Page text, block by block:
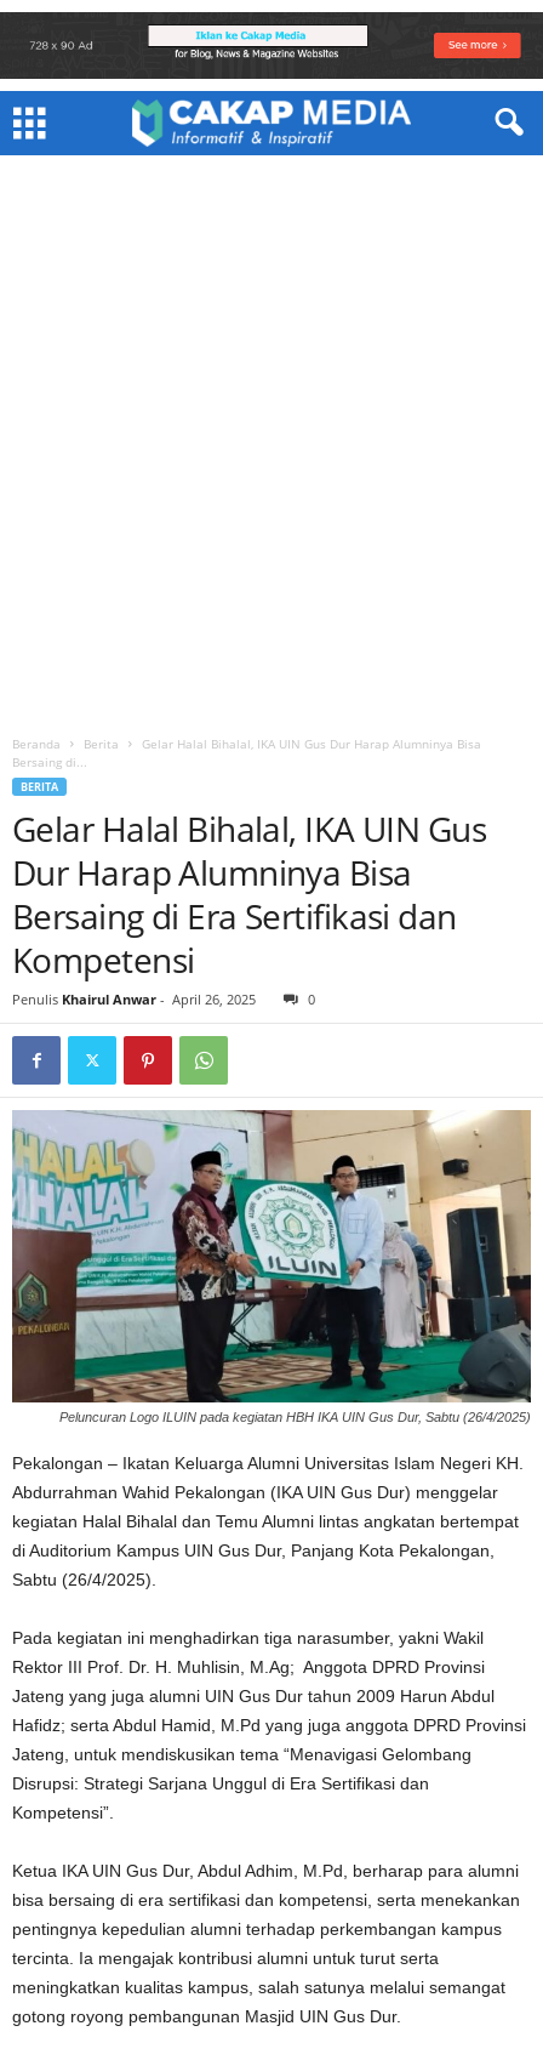
Beranda Berita
Gelar Halal Bihalal, IKA UIN Gus Dur Harap Alumninya Bisa
Bersaing di...
BERITA
Gelar Halal Bihalal, IKA UIN Gus
Dur Harap Alumninya Bisa
Bersaing di Era Sertifikasi dan
Kompetensi
Penulis Khairul Anwar - April 26, 2025 0
Peluncuran Logo ILUIN pada kegiatan HBH IKA UIN Gus Dur, Sabtu (26/4/2025)
Pekalongan – Ikatan Keluarga Alumni Universitas Islam Negeri KH.
Abdurrahman Wahid Pekalongan (IKA UIN Gus Dur) menggelar
kegiatan Halal Bihalal dan Temu Alumni lintas angkatan bertempat
di Auditorium Kampus UIN Gus Dur, Panjang Kota Pekalongan,
Sabtu (26/4/2025).
Pada kegiatan ini menghadirkan tiga narasumber, yakni Wakil
Rektor III Prof. Dr. H. Muhlisin, M.Ag; Anggota DPRD Provinsi
Jateng yang juga alumni UIN Gus Dur tahun 2009 Harun Abdul
Hafidz; serta Abdul Hamid, M.Pd yang juga anggota DPRD Provinsi
Jateng, untuk mendiskusikan tema “Menavigasi Gelombang
Disrupsi: Strategi Sarjana Unggul di Era Sertifikasi dan
Kompetensi”.
Ketua IKA UIN Gus Dur, Abdul Adhim, M.Pd, berharap para alumni
bisa bersaing di era sertifikasi dan kompetensi, serta menekankan
pentingnya kepedulian alumni terhadap perkembangan kampus
tercinta. Ia mengajak kontribusi alumni untuk turut serta
meningkatkan kualitas kampus, salah satunya melalui semangat
gotong royong pembangunan Masjid UIN Gus Dur.